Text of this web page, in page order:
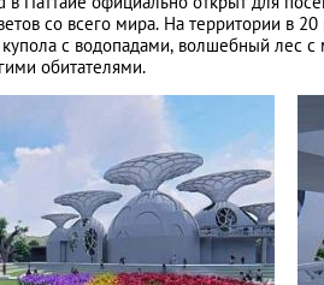
со всего мира. На территории в
купола с водопадами, волшебный лес
обитателями.